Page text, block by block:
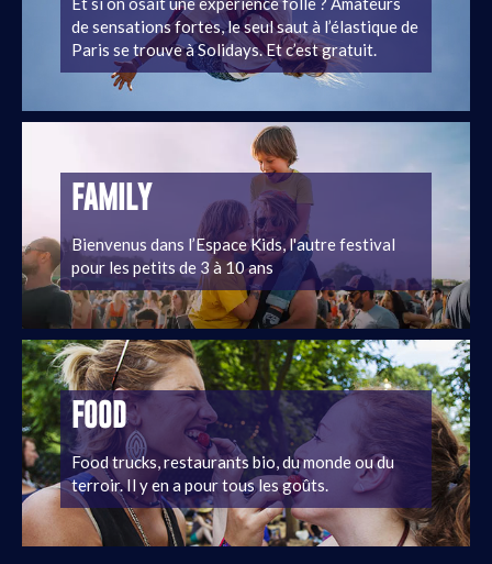
de sensations fortes, le seul saut à l’élastique de
Paris se trouve à Solidays. Et c’est gratuit.
FAMILY
Bienvenus dans l’Espace Kids, l'autre festival
pour les petits de 3 à 10 ans
FOOD
Food trucks, restaurants bio, du monde ou du
terroir. Il y en a pour tous les goûts.